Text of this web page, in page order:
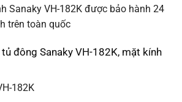
Sanaky VH-182K được bảo hành 24
trên toàn quốc
đông Sanaky VH-182K, mặt kính
182K